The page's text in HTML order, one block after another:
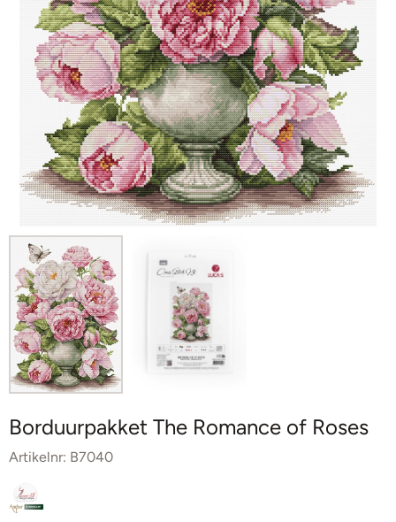
Borduurpakket The Romance of Roses
Artikelnr: B7040